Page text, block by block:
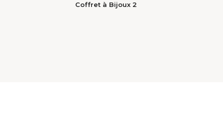
Coffret à Bijoux 2